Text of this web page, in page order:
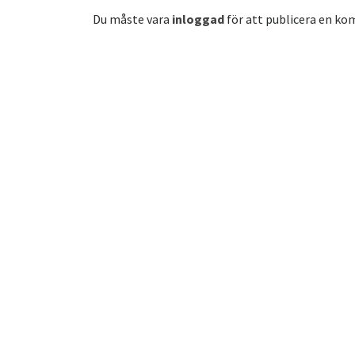
Du måste vara inloggad för att publicera en